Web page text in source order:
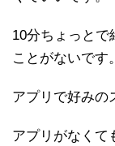
10分ちょっとで
ことがないです。
アプリで好みの
アプリがなくて